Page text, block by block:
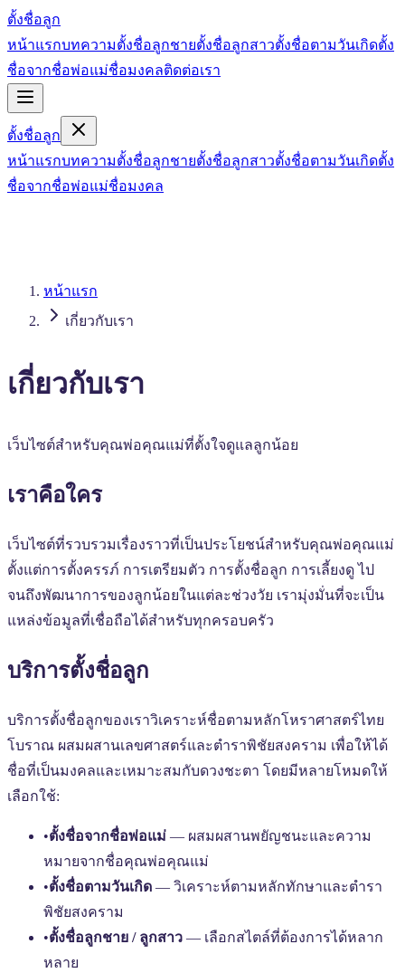
ตั้งชื่อลูก
หน้าแรกบทความตั้งชื่อลูกชายตั้งชื่อลูกสาวตั้งชื่อตามวันเกิดตั้ง
ชื่อจากชื่อพ่อแม่ชื่อมงคลติดต่อเรา
ตั้งชื่อลูก
หน้าแรกบทความตั้งชื่อลูกชายตั้งชื่อลูกสาวตั้งชื่อตามวันเกิดตั้ง
ชื่อจากชื่อพ่อแม่ชื่อมงคล
หน้าแรก
เกี่ยวกับเรา
เกี่ยวกับเรา
เว็บไซต์สำหรับคุณพ่อคุณแม่ที่ตั้งใจดูแลลูกน้อย
เราคือใคร
เว็บไซต์ที่รวบรวมเรื่องราวที่เป็นประโยชน์สำหรับคุณพ่อคุณแม่
ตั้งแต่การตั้งครรภ์ การเตรียมตัว การตั้งชื่อลูก การเลี้ยงดู ไป
จนถึงพัฒนาการของลูกน้อยในแต่ละช่วงวัย เรามุ่งมั่นที่จะเป็น
แหล่งข้อมูลที่เชื่อถือได้สำหรับทุกครอบครัว
บริการตั้งชื่อลูก
บริการตั้งชื่อลูกของเราวิเคราะห์ชื่อตามหลักโหราศาสตร์ไทย
โบราณ ผสมผสานเลขศาสตร์และตำราพิชัยสงคราม เพื่อให้ได้
ชื่อที่เป็นมงคลและเหมาะสมกับดวงชะตา โดยมีหลายโหมดให้
เลือกใช้:
•ตั้งชื่อจากชื่อพ่อแม่ — ผสมผสานพยัญชนะและความ
หมายจากชื่อคุณพ่อคุณแม่
•ตั้งชื่อตามวันเกิด — วิเคราะห์ตามหลักทักษาและตำรา
พิชัยสงคราม
•ตั้งชื่อลูกชาย / ลูกสาว — เลือกสไตล์ที่ต้องการได้หลาก
หลาย